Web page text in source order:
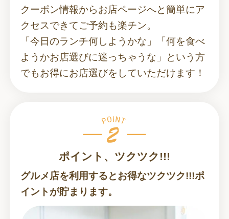
クーポン情報からお店ページへと簡単にア
クセスできてご予約も楽チン。
「今日のランチ何しようかな」「何を食べ
ようかお店選びに迷っちゃうな」という方
でもお得にお店選びをしていただけます！
ポイント、ツクツク!!!
グルメ店を利用するとお得なツクツク!!!ポ
イントが貯まります。